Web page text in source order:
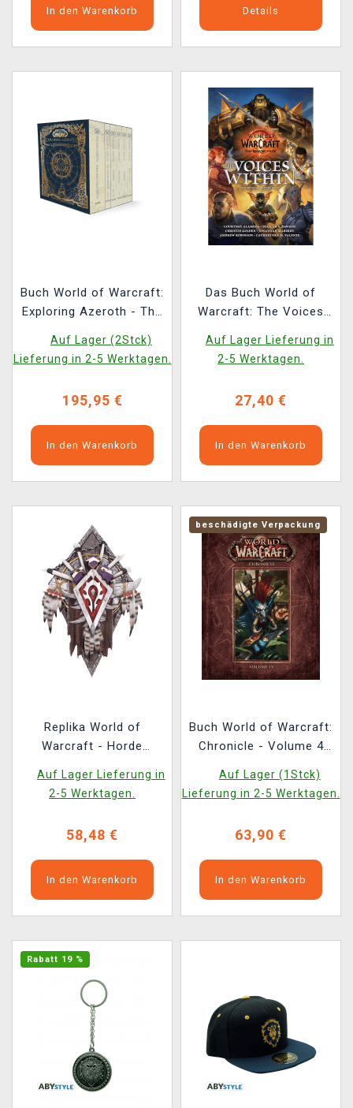
In den Warenkorb Details
Buch World of Warcraft:
Exploring Azeroth - The
ENG
Auf Lager (2Stck)
Lieferung in 2-5 Werktagen.
195,95 €
In den Warenkorb
Das Buch World of
Warcraft: The Voices
(Kurzgeschichtensamml
ung) ENG
Auf Lager Lieferung in
2-5 Werktagen.
27,40 €
In den Warenkorb
Replika World of
Warcraft - Horde
Now)
Auf Lager Lieferung in
2-5 Werktagen.
58,48 €
In den Warenkorb
beschädigte Verpackung
Buch World of Warcraft:
Chronicle - Volume 4
Verpackung)
Auf Lager (1Stck)
Lieferung in 2-5 Werktagen.
63,90 €
In den Warenkorb
Rabatt 19 %